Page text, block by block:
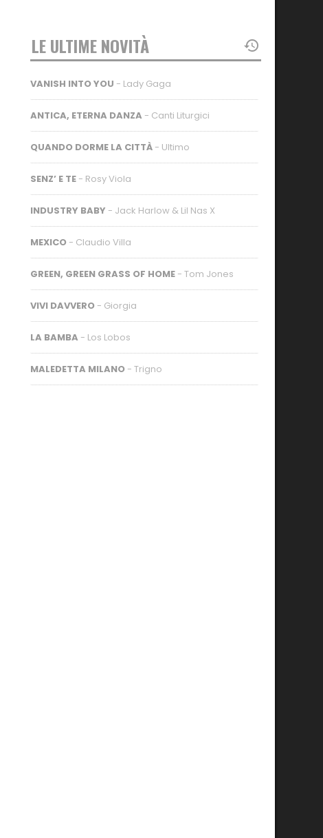
LE ULTIME NOVITÀ
VANISH INTO YOU - Lady Gaga
ANTICA, ETERNA DANZA - Canti Liturgici
QUANDO DORME LA CITTÀ - Ultimo
SENZ’ E TE - Rosy Viola
INDUSTRY BABY - Jack Harlow & Lil Nas X
MEXICO - Claudio Villa
GREEN, GREEN GRASS OF HOME - Tom Jones
VIVI DAVVERO - Giorgia
LA BAMBA - Los Lobos
MALEDETTA MILANO - Trigno